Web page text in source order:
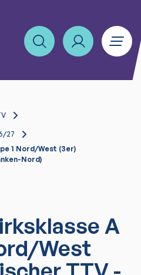
27
1 Nord/West (3er)
Nord)
A
West